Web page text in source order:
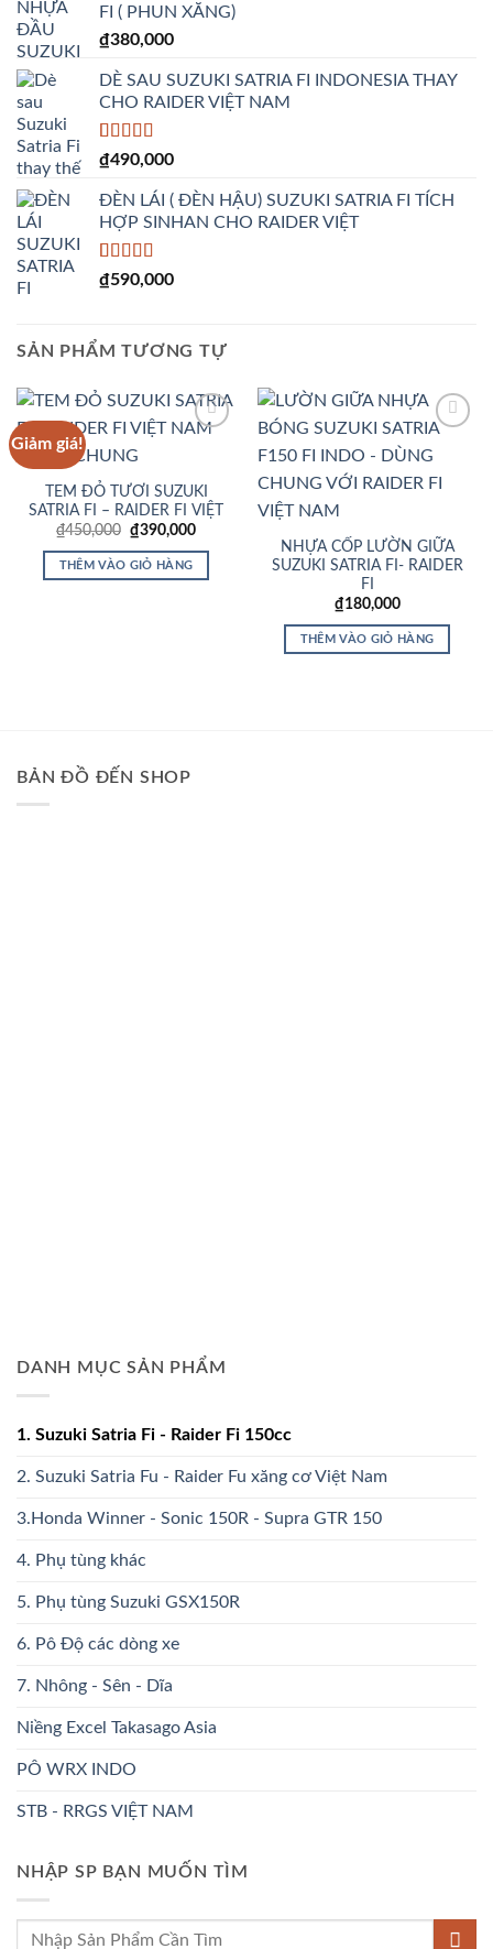
FI ( PHUN XĂNG)
₫380,000
DÈ SAU SUZUKI SATRIA FI INDONESIA THAY
CHO RAIDER VIỆT NAM
5.00trên 5
dựa trên
1
đánh giá
₫490,000
ĐÈN LÁI ( ĐÈN HẬU) SUZUKI SATRIA FI TÍCH
HỢP SINHAN CHO RAIDER VIỆT
5.00trên 5
dựa trên
1
₫590,000
SẢN PHẨM TƯƠNG TỰ
Giảm giá!
TEM ĐỎ TƯƠI SUZUKI
SATRIA FI – RAIDER FI VIỆT
₫450,000 Giá
là:
₫450,000.
₫390,000Giá
THÊM VÀO GIỎ HÀNG
Wishlist
NHỰA CỐP LƯỜN GIỮA
SUZUKI SATRIA FI- RAIDER
FI
₫180,000
THÊM VÀO GIỎ HÀNG
BẢN ĐỒ ĐẾN SHOP
DANH MỤC SẢN PHẨM
1. Suzuki Satria Fi - Raider Fi 150cc
2. Suzuki Satria Fu - Raider Fu xăng cơ Việt Nam
3.Honda Winner - Sonic 150R - Supra GTR 150
4. Phụ tùng khác
5. Phụ tùng Suzuki GSX150R
6. Pô Độ các dòng xe
7. Nhông - Sên - Dĩa
Niềng Excel Takasago Asia
PÔ WRX INDO
STB - RRGS VIỆT NAM
NHẬP SP BẠN MUỐN TÌM
Tìm